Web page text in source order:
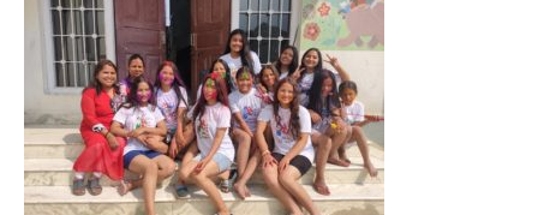
Historique
Le Népal
Documents
Parrainages